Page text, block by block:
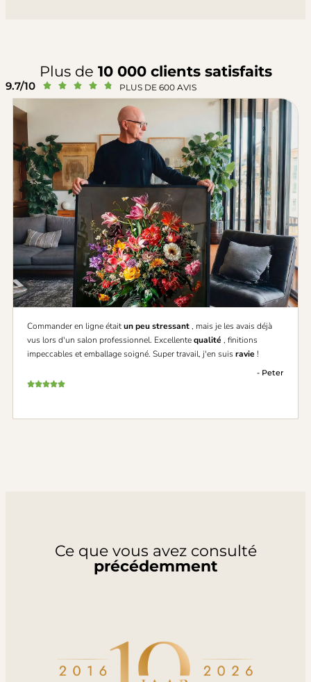
Plus de 10 000 clients satisfaits
9.7/10      PLUS DE 600 AVIS
Commander en ligne étaitun peu stressant, mais je les avais déjà
vus lors d'un salon professionnel. Excellentequalité , finitions
impeccables et emballage soigné. Super travail, j'en suis ravie !
- Peter
Ce que vous avez consulté
précédemment